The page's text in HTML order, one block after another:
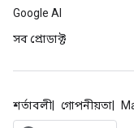
Google AI
সব প্রোডাক্ট
শর্তাবলী গোপনীয়তা